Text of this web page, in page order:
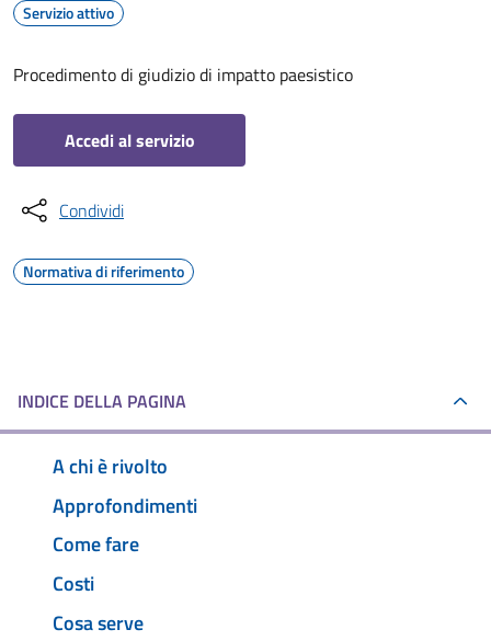
Servizio attivo
Procedimento di giudizio di impatto paesistico
Accedi al servizio
Condividi
Normativa di riferimento
INDICE DELLA PAGINA
A chi è rivolto
Approfondimenti
Come fare
Costi
Cosa serve